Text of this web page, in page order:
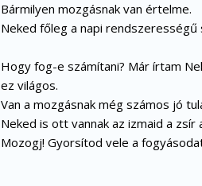
Bármilyen mozgásnak van értelme.
Neked főleg a napi
Hogy fog-e számítani? Már írtam
ez világos.
Van a mozgásnak még számos jó
Neked is ott vannak az izmaid a zsír
Mozogj! Gyorsítod vele a